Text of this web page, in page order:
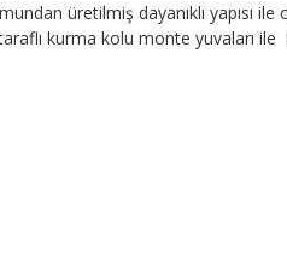
üretilmiş dayanıklı yapısı
kurma kolu monte yuvaları ile